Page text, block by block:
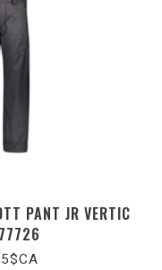
PANT JR VERTIC